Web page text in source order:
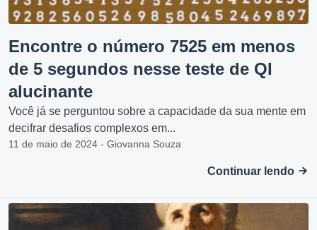
Encontre o número 7525 em menos
de 5 segundos nesse teste de QI
alucinante
Você já se perguntou sobre a capacidade da sua mente em
decifrar desafios complexos em...
11 de maio de 2024 - Giovanna Souza
Continuar lendo